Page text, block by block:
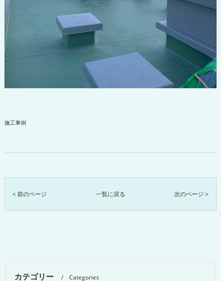
施工事例
< 前のページ 一覧に戻る 次のページ >
カテゴリー Categories